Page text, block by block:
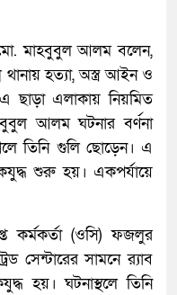
মাহবুবুল আলম বলেন,
হত্যা, অস্ত্র আইন ও
ছাড়া এলাকায় নিয়মিত
আলম ঘটনার বর্ণনা
তিনি গুলি ছোড়েন। এ
শুরু হয়। একপর্যায়ে
কর্মকর্তা (ওসি) ফজলুর
সেন্টারের সামনে র‍্যাব
হয়। ঘটনাস্থলে তিনি